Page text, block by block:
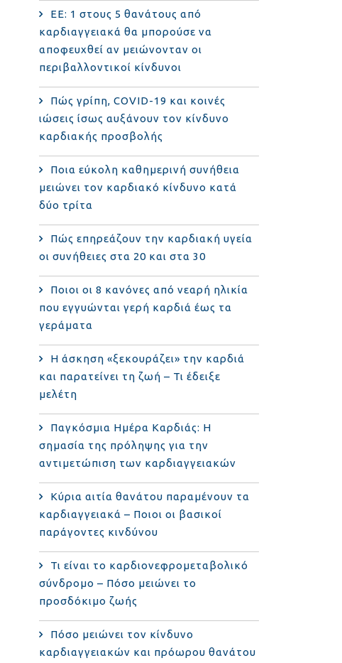
ΕΕ: 1 στους 5 θανάτους από
καρδιαγγειακά θα μπορούσε να
αποφευχθεί αν μειώνονταν οι
περιβαλλοντικοί κίνδυνοι
Πώς γρίπη, COVID-19 και κοινές
ιώσεις ίσως αυξάνουν τον κίνδυνο
καρδιακής προσβολής
Ποια εύκολη καθημερινή συνήθεια
μειώνει τον καρδιακό κίνδυνο κατά
δύο τρίτα
Πώς επηρεάζουν την καρδιακή υγεία
οι συνήθειες στα 20 και στα 30
Ποιοι οι 8 κανόνες από νεαρή ηλικία
που εγγυώνται γερή καρδιά έως τα
γεράματα
Η άσκηση «ξεκουράζει» την καρδιά
και παρατείνει τη ζωή – Τι έδειξε
μελέτη
Παγκόσμια Ημέρα Καρδιάς: Η
σημασία της πρόληψης για την
αντιμετώπιση των καρδιαγγειακών
Κύρια αιτία θανάτου παραμένουν τα
καρδιαγγειακά – Ποιοι οι βασικοί
παράγοντες κινδύνου
Τι είναι το καρδιονεφρομεταβολικό
σύνδρομο – Πόσο μειώνει το
προσδόκιμο ζωής
Πόσο μειώνει τον κίνδυνο
καρδιαγγειακών και πρόωρου θανάτου